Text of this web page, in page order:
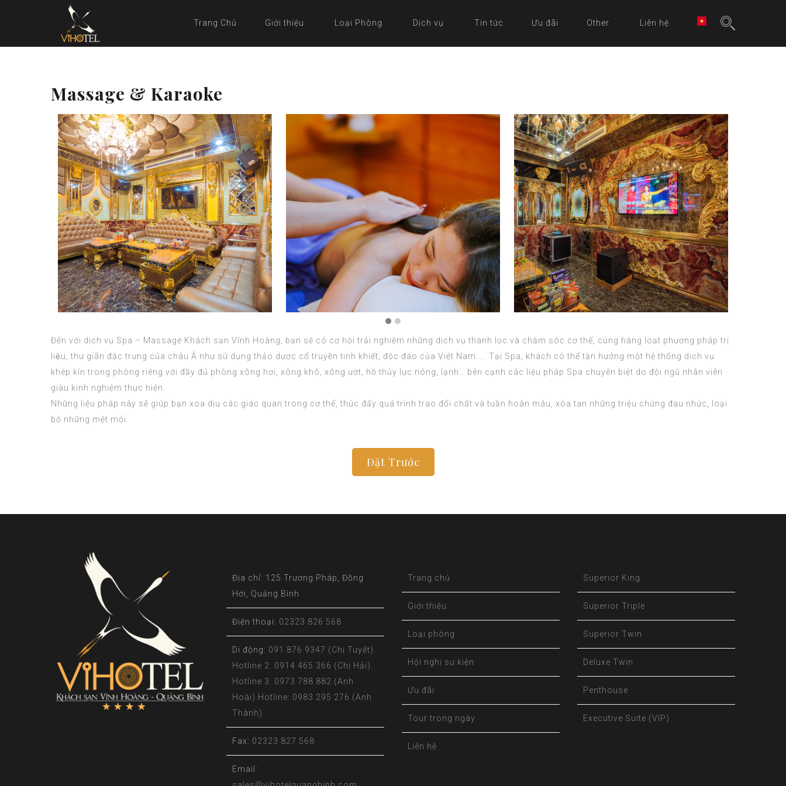
Trang Chủ Giới thiệu Loại Phòng Dịch vụ Tin tức Ưu đãi Other Liên hệ
Massage & Karaoke
Đến với dịch vụ Spa – Massage Khách sạn Vĩnh Hoàng, bạn sẽ có cơ hội trải nghiệm những dịch vụ thanh lọc và chăm sóc cơ thể, cùng hàng loạt phương pháp trị
liệu, thư giãn đặc trưng của châu Á như sử dụng thảo dược cổ truyền tinh khiết, độc đáo của Việt Nam …. Tại Spa, khách có thể tận hưởng một hệ thống dịch vụ
khép kín trong phòng riêng với đầy đủ phòng xông hơi, xông khô, xông ướt, hồ thủy lực nóng, lạnh… bên cạnh các liệu pháp Spa chuyên biệt do đội ngũ nhân viên
giàu kinh nghiệm thực hiện.
Những liệu pháp này sẽ giúp bạn xoa dịu các giác quan trong cơ thể, thúc đẩy quá trình trao đổi chất và tuần hoàn máu, xóa tan những triệu chứng đau nhức, loại
bỏ những mệt mỏi.
Đặt Trước
Địa chỉ: 125 Trương Pháp, Đồng
Hới, Quảng Bình
Điện thoại: 02323 826 568
Di động: 091 876 9347 (Chị Tuyết).
Hotline 2: 0914 465 366 (Chị Hải).
Hotline 3: 0973 788 882 (Anh
Hoài) Hotline: 0983 295 276 (Anh
Thành)
Fax: 02323 827 568
Email:
Trang chủ
Giới thiệu
Loại phòng
Hội nghị sự kiện
Ưu đãi
Tour trong ngày
Liên hệ
Superior King
Superior Triple
Superior Twin
Deluxe Twin
Penthouse
Executive Suite (VIP)